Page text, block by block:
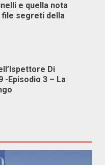
e quella nota
file segreti della
Di
-Episodio 3 – La